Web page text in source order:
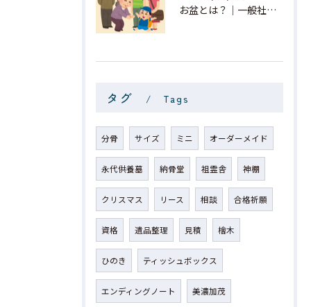
お盆とは？｜一般社団法人 星月
タグ Tags
分骨 サイズ ミニ オーダーメイド
永代供養墓 納骨堂 祖霊舎 神棚
クリスマス リース 相談 合格祈願
資格 遺品整理 見積 檜木
ひのき ティッシュボックス
エンディングノート 美濃加茂